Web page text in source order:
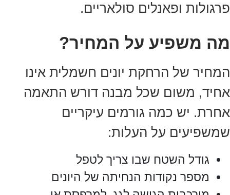
פרגולות ופאנלים סולאריים.
מה משפיע על המחיר?
המחיר של הרחקת יונים חשמלית אינו
אחיד, משום שכל מבנה דורש התאמה
אחרת. יש כמה גורמים עיקריים
שמשפיעים על העלות:
גודל השטח שבו צריך לטפל
מספר נקודות הנחיתה של היונים